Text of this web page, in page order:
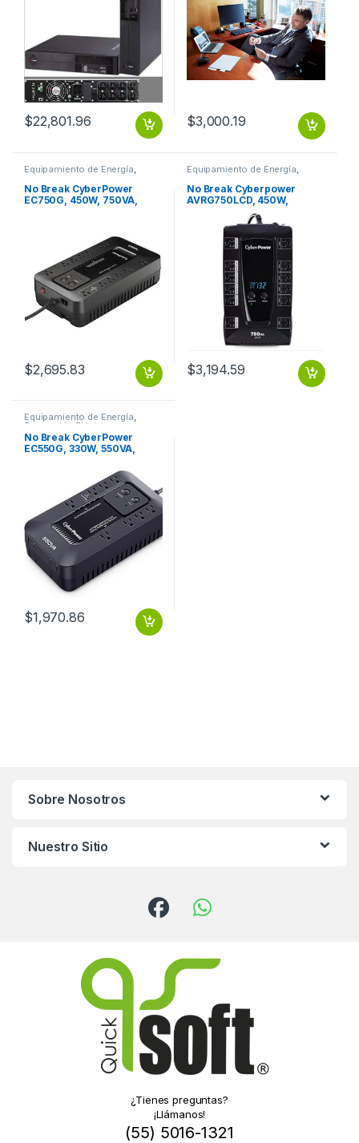
$22,801.96 $3,000.19
Equipamiento de Energía,
Protección Eléctrica
No Break CyberPower
EC750G, 450W, 750VA,
$2,695.83
Equipamiento de Energía,
Protección Eléctrica
No Break Cyberpower
AVRG750LCD, 450W,
750VA, Entrada 90-148V,
Salida 120V, 12 Contactos
12 NEMA 5-15R PANTALLA
LCD RJ11
$3,194.59
Equipamiento de Energía,
Protección Eléctrica
No Break CyberPower
EC550G, 330W, 550VA,
550VA/330W ECO STANDBY
8CONT RJ11/U
$1,970.86
Sobre Nosotros
Nuestro Sitio
¿Tienes preguntas?
¡Llámanos!
(55) 5016-1321